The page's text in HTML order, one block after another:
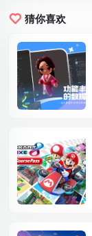
猜你喜欢